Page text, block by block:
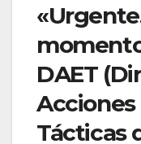
DAET
Tácticas